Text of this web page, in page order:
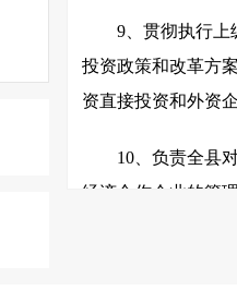
9、贯彻执行上
投资政策和改革方
资直接投资和外资
10、负责全县
经济合作企业的管